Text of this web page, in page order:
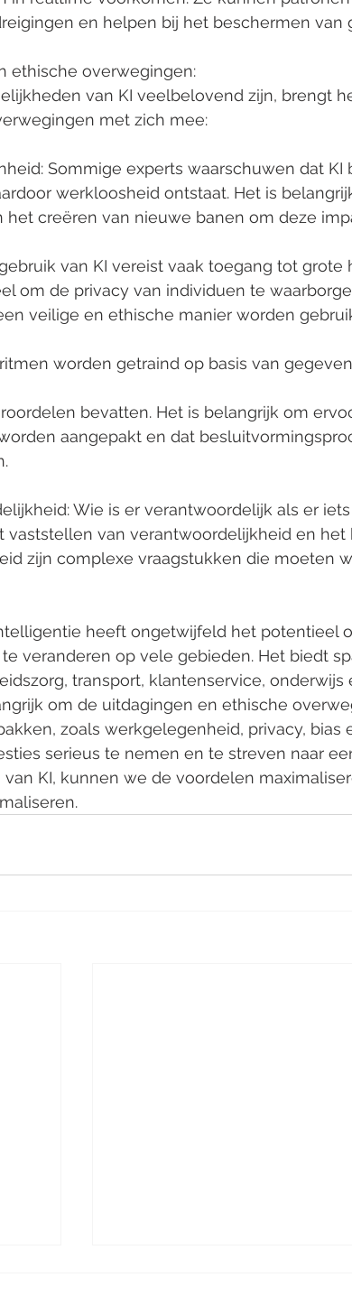
en helpen bij het beschermen van
ethische overwegingen:
van KI veelbelovend zijn, brengt
met zich mee:
Sommige experts waarschuwen dat KI
werkloosheid ontstaat. Het is
het creëren van nieuwe banen om deze
gebruik van KI vereist vaak toegang tot
om de privacy van individuen te
veilige en ethische manier worden
worden getraind op basis van
aangepakt en dat
Wie is er verantwoordelijk als er
vaststellen van verantwoordelijkheid en het
zijn complexe vraagstukken die moeten
heeft ongetwijfeld het potentieel
veranderen op vele gebieden. Het biedt
transport, klantenservice, onderwijs
om de uitdagingen en ethische
zoals werkgelegenheid, privacy, bias
serieus te nemen en te streven naar
KI, kunnen we de voordelen